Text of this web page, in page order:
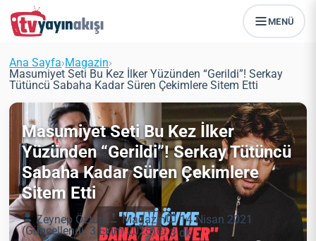
MENÜ
Ana Sayfa›Magazin›
Masumiyet Seti Bu Kez İlker Yüzünden “Gerildi”! Serkay
Tütüncü Sabaha Kadar Süren Çekimlere Sitem Etti
Masumiyet Seti Bu Kez İlker
Yüzünden “Gerildi”! Serkay Tütüncü
Sabaha Kadar Süren Çekimlere
Sitem Etti
Zeynep Öztürk Magazin
14 Nisan 2021
(Güncellendi: 3 Ekim 2025)
3 dk